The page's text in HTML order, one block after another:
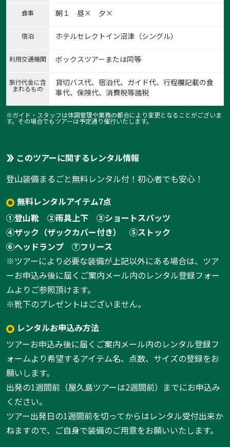
食事 朝１ 昼× 夕×
宿泊 ホテルセレクトイン沼津（シングル）
利用交通機関 ボックスツアーまたは同等
旅行代金に含
まれるもの
貸切バス代、宿泊代、ガイド代、行程欄記載の食
事代、保険代、消費税等諸税
※ガイド・スタッフは体調管理や業務の都合により変更となることがございま
す。その場合でもツアーは予定通り催行いたします。
このツアーに関するレンタル情報
登山装備まるごと無料レンタル付！初心者でも安心！
無料レンタルアイテム7点
①登山靴
②雨具上下
③ショートスパッツ
④ザック（ザックカバー付き）
⑤ストック
⑥ヘッドランプ
⑦フリース
※ツアーにより必要な装備が上記以外にある場合は、ツア
ーお申込み後に届くご案内メール内のレンタル登録フォー
ムよりご参照頂けます。
※靴下のプレゼントはございません。
レンタルお申込み方法
ツアーお申込み後に届くご案内メール内のレンタル登録フ
ォームより希望するアイテム名、点数、サイズの登録をお
願いします。
出発の1週間前（屋久島ツアーは2週間前）までにお申込み
ください。
ツアー出発日の1週間前を切ってからはレンタル受付出来か
ねますので、ご自身で装備のご用意をお願いいたします。
1: